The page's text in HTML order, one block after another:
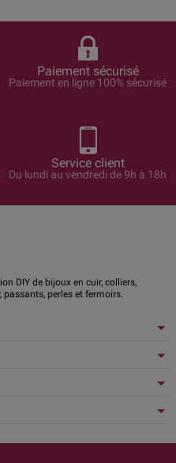
Paiement sécurisé
Paiement en ligne 100% sécurisé
Service client
Du lundi au vendredi de 9h à 18h
DIY de bijoux en cuir, colliers,
passants, perles et fermoirs.